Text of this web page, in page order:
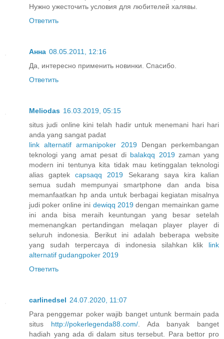
Нужно ужесточить условия для любителей халявы.
Ответить
Анна 08.05.2011, 12:16
Да, интересно применить новинки. Спасибо.
Ответить
Meliodas 16.03.2019, 05:15
situs judi online kini telah hadir untuk menemani hari hari
anda yang sangat padat
link alternatif armanipoker 2019Dengan perkembangan
teknologi yang amat pesat di balakqq 2019zaman yang
modern ini tentunya kita tidak mau ketinggalan teknologi
alias gaptekcapsaqq 2019 Sekarang saya kira kalian
semua sudah mempunyai smartphone dan anda bisa
memanfaatkan hp anda untuk berbagai kegiatan misalnya
judi poker online ini dewiqq 2019dengan memainkan game
ini anda bisa meraih keuntungan yang besar setelah
memenangkan pertandingan melaqan player player di
seluruh indonesia. Berikut ini adalah beberapa website
yang sudah terpercaya di indonesia silahkan klik link
alternatif gudangpoker 2019
Ответить
carlinedsel 24.07.2020, 11:07
Para penggemar poker wajib banget untunk bermain pada
situs http://pokerlegenda88.com/. Ada banyak banget
hadiah yang ada di dalam situs tersebut. Para bettor pro